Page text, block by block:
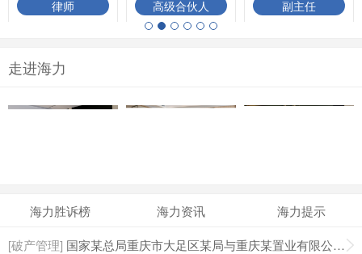
律师 高级合伙人 副主任
走进海力
海力胜诉榜 海力资讯 海力提示
[破产管理] 国家某总局重庆市大足区某局与重庆某置业有限公司普通破产债权确认纠纷一审民事判决书